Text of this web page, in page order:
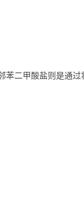
苯二甲酸盐则是通